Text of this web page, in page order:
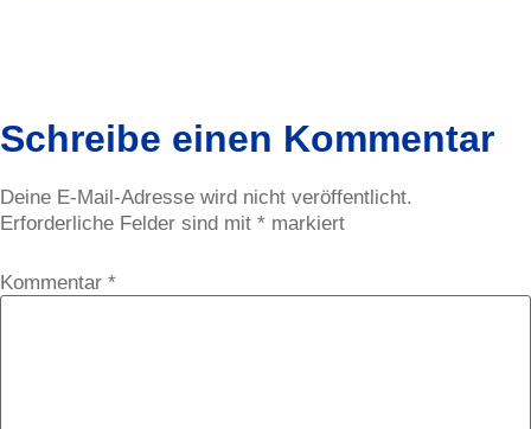
Schreibe einen Kommentar
Deine E-Mail-Adresse wird nicht veröffentlicht.
Erforderliche Felder sind mit * markiert
Kommentar *